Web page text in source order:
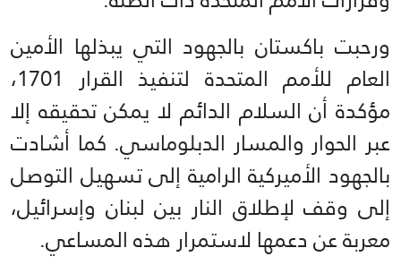
ورحبت باكستان بالجهود التي يبذلها الأمين
العام للأمم المتحدة لتنفيذ القرار 1701،
مؤكدة أن السلام الدائم لا يمكن تحقيقه إلا
عبر الحوار والمسار الدبلوماسي. كما أشادت
بالجهود الأميركية الرامية إلى تسهيل التوصل
إلى وقف لإطلاق النار بين لبنان وإسرائيل،
معربة عن دعمها لاستمرار هذه المساعي.